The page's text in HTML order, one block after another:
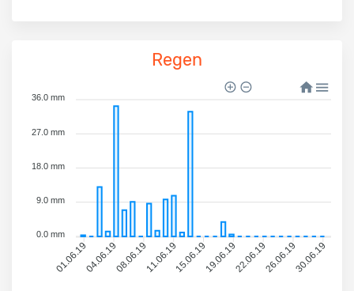
Regen
01.06.1904.06.1908.06.1911.06.1915.06.1919.06.1922.06.1926.06.1930.06.19
36.0 mm
27.0 mm
18.0 mm
9.0 mm
0.0 mm